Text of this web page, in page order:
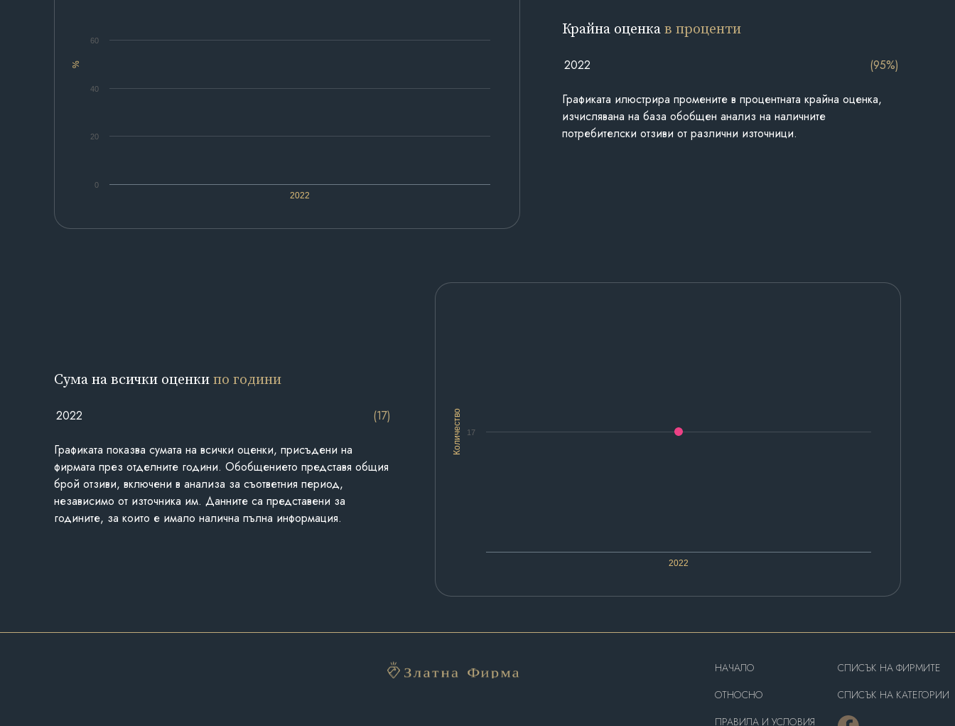
%
2022
0
20
40
60
Крайна оценкав проценти
2022 (95%)
Графиката илюстрира промените в процентната крайна оценка,
изчислявана на база обобщен анализ на наличните
потребителски отзиви от различни източници.
Количество
2022
17
Сума на всички оценкипо години
2022 (17)
Графиката показва сумата на всички оценки, присъдени на
фирмата през отделните години. Обобщението представя общия
брой отзиви, включени в анализа за съответния период,
независимо от източника им. Данните са представени за
годините, за които е имало налична пълна информация.
HAЧАЛО
OТНОСНО
ПРАВИЛА И УСЛОВИЯ
СПИСЪК НА ФИРМИТЕ
СПИСЪК НА КАТЕГОРИИ